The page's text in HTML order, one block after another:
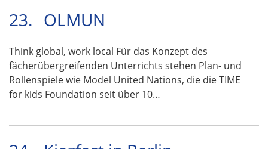
23. OLMUN
Think global, work local Für das Konzept des
fächerübergreifenden Unterrichts stehen Plan- und
Rollenspiele wie Model United Nations, die die TIME
for kids Foundation seit über 10…